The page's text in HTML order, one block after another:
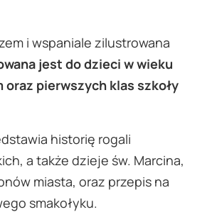
i wspaniale zilustrowana
jest do dzieci w wieku
oraz pierwszych klas szkoły
historię rogali
a także dzieje św. Marcina,
miasta, oraz przepis na
smakołyku.